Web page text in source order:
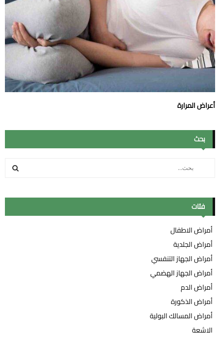
أعراض المرارة
بحث
h
o
فئات
أمراض الاطفال
أمراض الجلدية
أمراض الجهاز التنفسي
أمراض الجهاز الهضمي
أمراض الدم
أمراض الذكورة
أمراض المسالك البولية
الاشعة